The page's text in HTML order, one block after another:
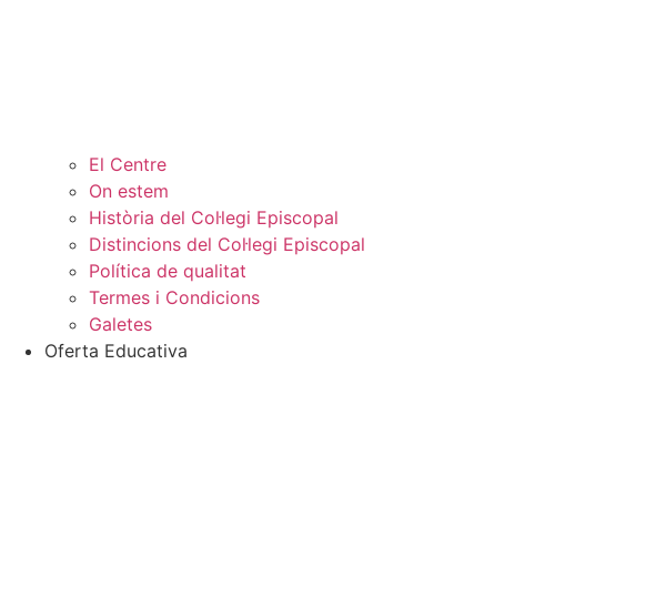
El Centre
On estem
Història del Col·legi Episcopal
Distincions del Col·legi Episcopal
Política de qualitat
Termes i Condicions
Galetes
Oferta Educativa